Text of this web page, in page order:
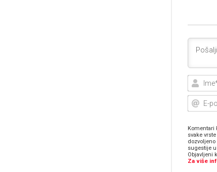
Komentari
svake
sugestije
Objavljeni
Za više